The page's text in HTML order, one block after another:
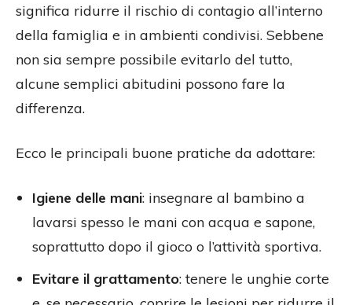
significa ridurre il rischio di contagio all’interno
della famiglia e in ambienti condivisi. Sebbene
non sia sempre possibile evitarlo del tutto,
alcune semplici abitudini possono fare la
differenza.
Ecco le principali buone pratiche da adottare:
Igiene delle mani: insegnare al bambino a
lavarsi spesso le mani con acqua e sapone,
soprattutto dopo il gioco o l’attività sportiva.
Evitare il grattamento: tenere le unghie corte